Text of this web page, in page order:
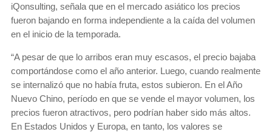
iQonsulting, señala que en el mercado asiático los precios
fueron bajando en forma independiente a la caída del volumen
en el inicio de la temporada.
“A pesar de que lo arribos eran muy escasos, el precio bajaba
comportándose como el año anterior. Luego, cuando realmente
se internalizó que no había fruta, estos subieron. En el Año
Nuevo Chino, período en que se vende el mayor volumen, los
precios fueron atractivos, pero podrían haber sido más altos.
En Estados Unidos y Europa, en tanto, los valores se